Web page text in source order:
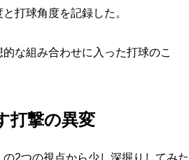
打球角度を記録した。
な組み合わせに入った打球のこ
打撃の異変
2つの視点から少し深掘りしてみた